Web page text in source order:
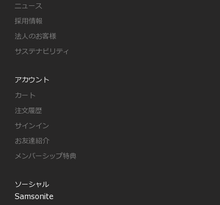
ニュース
採用情報
法人のお客様
サステナビリティ
アカウント
カート
注文履歴
サインイン
お友達紹介
メンバーシップ特典
ソーシャル
Samsonite